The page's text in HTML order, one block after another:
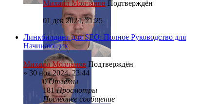
Михаил Молчанов Подтверждён
01 дек 2024, 21:25
Линкбилдинг для SEO: Полное Руководство для
Начинающих
Михаил Молчанов Подтверждён
» 30 ноя 2024, 23:44
0Ответы
181Просмотры
Последнее сообщение